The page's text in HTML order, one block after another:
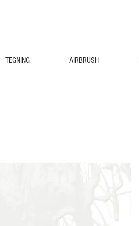
TEGNING AIRBRUSH